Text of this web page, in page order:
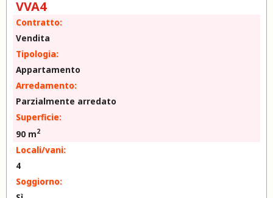
VVA4
Contratto:
Vendita
Tipologia:
Appartamento
Arredamento:
Parzialmente arredato
Superficie:
90 m2
Locali/vani:
4
Soggiorno: